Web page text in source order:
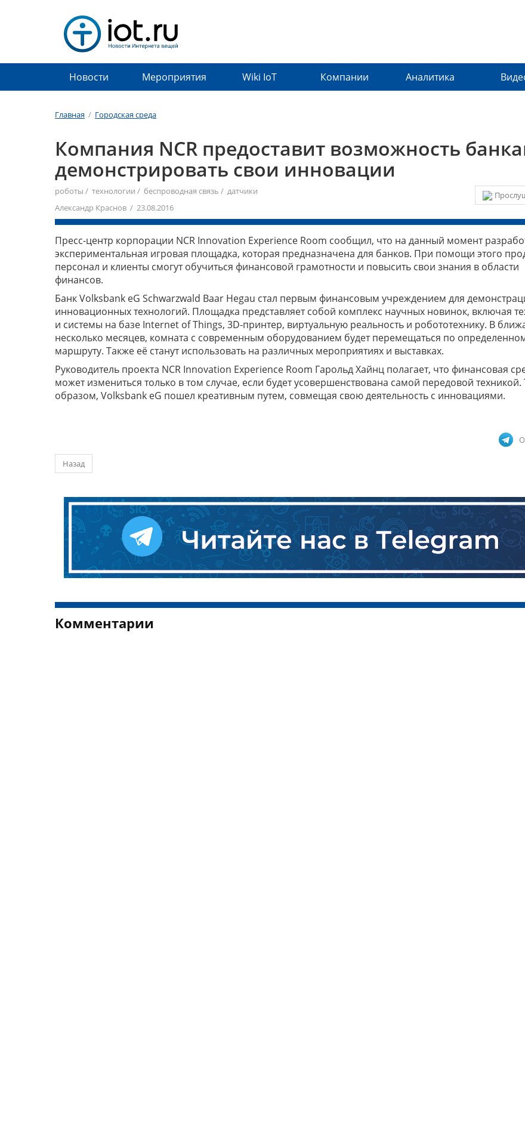
Новости Мероприятия Wiki IoT Компании Аналитика
Главная / Городская среда
Компания NCR предоставит возможность
демонстрировать свои инновации
роботы / технологии / беспроводная связь / датчики
Александр Краснов / 23.08.2016
Пресс-центр корпорации NCR Innovation Experience Room сообщил, что на данный момент
экспериментальная игровая площадка, которая предназначена для банков. При помощи этого
персонал и клиенты смогут обучиться финансовой грамотности и повысить свои знания в области
финансов.
Банк Volksbank eG Schwarzwald Baar Hegau стал первым финансовым учреждением для
инновационных технологий. Площадка представляет собой комплекс научных новинок, включая
и системы на базе Internet of Things, 3D-принтер, виртуальную реальность и робототехнику. В
несколько месяцев, комната с современным оборудованием будет перемещаться по
маршруту. Также её станут использовать на различных мероприятиях и выставках.
Руководитель проекта NCR Innovation Experience Room Гарольд Хайнц полагает, что финансовая
может измениться только в том случае, если будет усовершенствована самой передовой техникой.
образом, Volksbank eG пошел креативным путем, совмещая свою деятельность с инновациями.
Назад
Комментарии